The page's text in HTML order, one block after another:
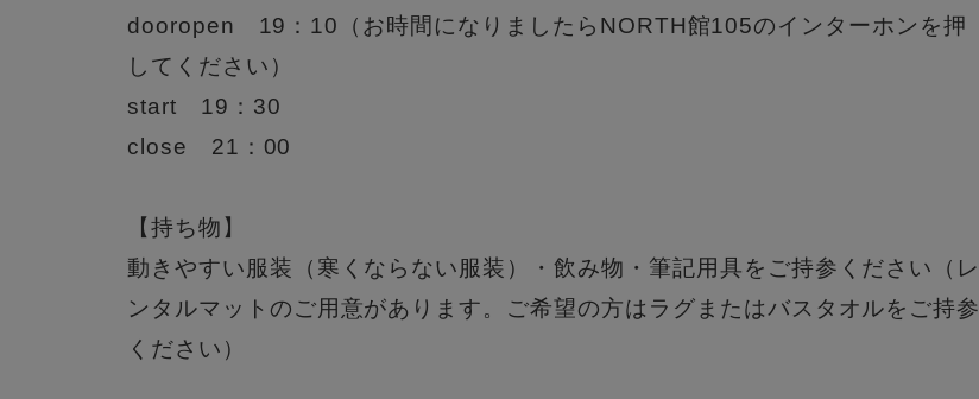
dooropen 19：10（お時間になりましたらNORTH館105のインターホンを押
してください）
start 19：30
close 21：00
【持ち物】 ​
動きやすい服装（寒くならない服装）・飲み物・筆記用具をご持参ください（レ
ンタルマットのご用意があります。ご希望の方はラグまたはバスタオルをご持参
ください）